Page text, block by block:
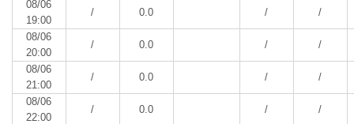
08/06
19:00
/ 0.0 / /
08/06
20:00
/ 0.0 / /
08/06
21:00
/ 0.0 / /
08/06
22:00
/ 0.0 / /